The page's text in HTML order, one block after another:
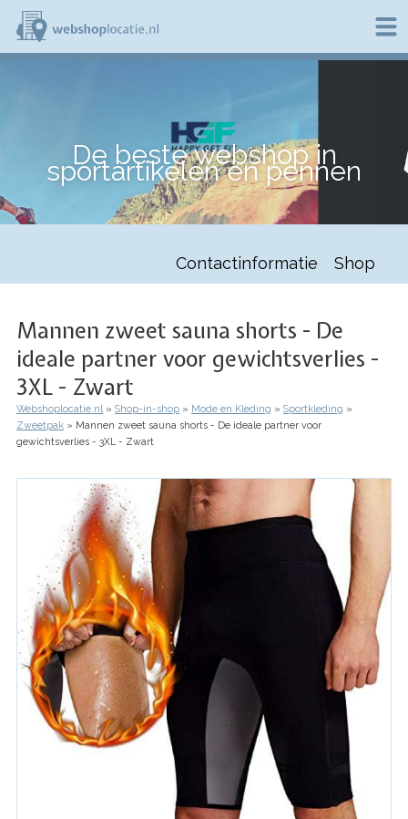
Overslaan
naar
c
l
De beste webshop in
sportartikelen en pennen
Contactinformatie Shop
Mannen zweet sauna shorts - De
ideale partner voor gewichtsverlies -
3XL - Zwart
Kruimelpad
Webshoplocatie.nl Shop-in-shop Mode en Kleding
Sportkleding
Zweetpak
Mannen zweet sauna shorts - De ideale partner voor
gewichtsverlies - 3XL - Zwart